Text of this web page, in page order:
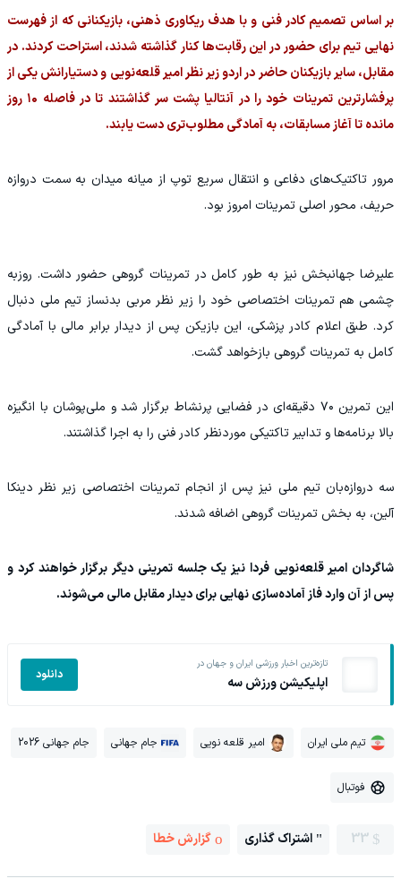
بر اساس تصمیم کادر فنی و با هدف ریکاوری ذهنی، بازیکنانی که از فهرست
نهایی تیم برای حضور در این رقابت‌ها کنار گذاشته شدند، استراحت کردند. در
مقابل، سایر بازیکنان حاضر در اردو زیر نظر امیر قلعه‌نویی و دستیارانش یکی از
پرفشارترین تمرینات خود را در آنتالیا پشت سر گذاشتند تا در فاصله ۱۰ روز
مانده تا آغاز مسابقات، به آمادگی مطلوب‌تری دست یابند.
مرور تاکتیک‌های دفاعی و انتقال سریع توپ از میانه میدان به سمت دروازه
حریف، محور اصلی تمرینات امروز بود.
علیرضا جهانبخش نیز به طور کامل در تمرینات گروهی حضور داشت. روزبه
چشمی هم تمرینات اختصاصی خود را زیر نظر مربی بدنساز تیم ملی دنبال
کرد. طبق اعلام کادر پزشکی، این بازیکن پس از دیدار برابر مالی با آمادگی
کامل به تمرینات گروهی بازخواهد گشت.
این تمرین ۷۰ دقیقه‌ای در فضایی پرنشاط برگزار شد و ملی‌پوشان با انگیزه
بالا برنامه‌ها و تدابیر تاکتیکی موردنظر کادر فنی را به اجرا گذاشتند.
سه دروازه‌بان تیم ملی نیز پس از انجام تمرینات اختصاصی زیر نظر دینکا
آلین، به بخش تمرینات گروهی اضافه شدند.
شاگردان امیر قلعه‌نویی فردا نیز یک جلسه تمرینی دیگر برگزار خواهند کرد و
پس از آن وارد فاز آماده‌سازی نهایی برای دیدار مقابل مالی می‌شوند.
تازه‌ترین اخبار ورزشی ایران و جهان در
اپلیکیشن ورزش سه دانلود
تیم ملی ایران امیر قلعه نویی جام جهانی جام جهانی 2026
فوتبال
33 اشتراک گذاری گزارش خطا